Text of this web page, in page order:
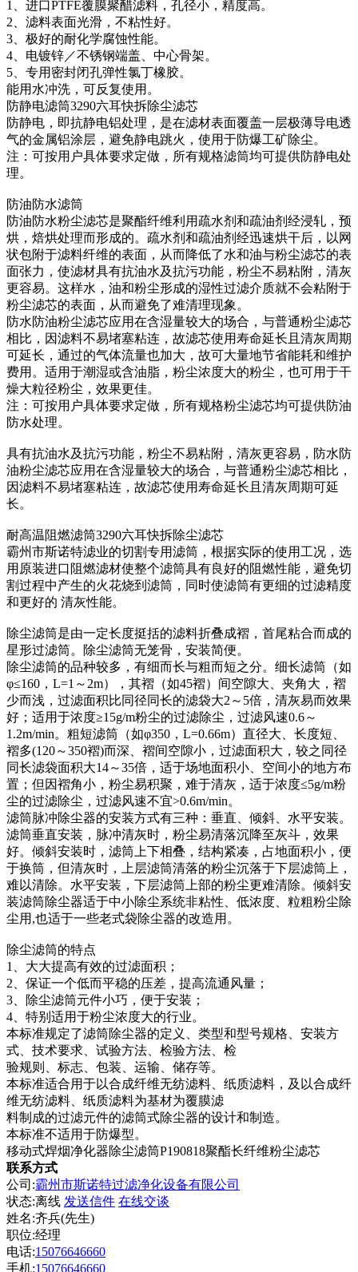
1、进口PTFE覆膜聚醋滤料，孔径小，精度高。
2、滤料表面光滑，不粘性好。
3、极好的耐化学腐蚀性能。
4、电镀锌／不锈钢端盖、中心骨架。
5、专用密封闭孔弹性氯丁橡胶。
能用水冲洗，可反复使用。
防静电滤筒3290六耳快拆除尘滤芯
防静电，即抗静电铝处理，是在滤材表面覆盖一层极薄导电透
气的金属铝涂层，避免静电跳火，使用于防爆工矿除尘。
注：可按用户具体要求定做，所有规格滤筒均可提供防静电处
理。
防油防水滤筒
防油防水粉尘滤芯是聚酯纤维利用疏水剂和疏油剂经浸轧，预
烘，焙烘处理而形成的。疏水剂和疏油剂经迅速烘干后，以网
状包附于滤料纤维的表面，从而降低了水和油与粉尘滤芯的表
面张力，使滤材具有抗油水及抗污功能，粉尘不易粘附，清灰
更容易。这样水，油和粉尘形成的湿性过滤介质就不会粘附于
粉尘滤芯的表面，从而避免了难清理现象。
防水防油粉尘滤芯应用在含湿量较大的场合，与普通粉尘滤芯
相比，因滤料不易堵塞粘连，故滤芯使用寿命延长且清灰周期
可延长，通过的气体流量也加大，故可大量地节省能耗和维护
费用。适用于潮湿或含油脂，粉尘浓度大的粉尘，也可用于干
燥大粒径粉尘，效果更佳。
注：可按用户具体要求定做，所有规格粉尘滤芯均可提供防油
防水处理。
具有抗油水及抗污功能，粉尘不易粘附，清灰更容易，防水防
油粉尘滤芯应用在含湿量较大的场合，与普通粉尘滤芯相比，
因滤料不易堵塞粘连，故滤芯使用寿命延长且清灰周期可延
长。
耐高温阻燃滤筒3290六耳快拆除尘滤芯
霸州市斯诺特滤业的切割专用滤筒，根据实际的使用工况，选
用原装进口阻燃滤材使整个滤筒具有良好的阻燃性能，避免切
割过程中产生的火花烧到滤筒，同时使滤筒有更细的过滤精度
和更好的 清灰性能。
除尘滤筒是由一定长度挺括的滤料折叠成褶，首尾粘合而成的
星形过滤筒。除尘滤筒无笼骨，安装简便。
除尘滤筒的品种较多，有细而长与粗而短之分。细长滤筒（如
φ≤160，L=1～2m），其褶（如45褶）间空隙大、夹角大，褶
少而浅，过滤面积比同径同长的滤袋大2～5倍，清灰易而效果
好；适用于浓度≥15g/m粉尘的过滤除尘，过滤风速0.6～
1.2m/min。粗短滤筒（如φ350，L=0.66m）直径大、长度短、
褶多(120～350褶)而深、褶间空隙小，过滤面积大，较之同径
同长滤袋面积大14～35倍，适于场地面积小、空间小的地方布
置；但因褶角小，粉尘易积聚，难于清灰，适于浓度≤5g/m粉
尘的过滤除尘，过滤风速不宜>0.6m/min。
滤筒脉冲除尘器的安装方式有三种：垂直、倾斜、水平安装。
滤筒垂直安装，脉冲清灰时，粉尘易清落沉降至灰斗，效果
好。倾斜安装时，滤筒上下相叠，结构紧凑，占地面积小，便
于换筒，但清灰时，上层滤筒清落的粉尘沉落于下层滤筒上，
难以清除。水平安装，下层滤筒上部的粉尘更难清除。倾斜安
装滤筒除尘器适于中小除尘系统非粘性、低浓度、粒粗粉尘除
尘用,也适于一些老式袋除尘器的改造用。
除尘滤筒的特点
1、大大提高有效的过滤面积；
2、保证一个低而平稳的压差，提高流通风量；
3、除尘滤筒元件小巧，便于安装；
4、特别适用于粉尘浓度大的行业。
本标准规定了滤筒除尘器的定义、类型和型号规格、安装方
式、技术要求、试验方法、检验方法、检
验规则、标志、包装、运输、储存等。
本标准适合用于以合成纤维无纺滤料、纸质滤料，及以合成纤
维无纺滤料、纸质滤料为基材为覆膜滤
料制成的过滤元件的滤筒式除尘器的设计和制造。
本标准不适用于防爆型。
移动式焊烟净化器除尘滤筒P190818聚酯长纤维粉尘滤芯
联系方式
公司:霸州市斯诺特过滤净化设备有限公司
状态:离线 发送信件 在线交谈
姓名:齐兵(先生)
职位:经理
电话:15076646660
手机:15076646660